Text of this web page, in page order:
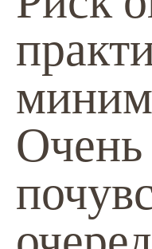
Очень